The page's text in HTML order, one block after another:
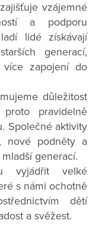
vzájemné
a podporu
lidé získávají
generací,
zapojení do
důležitost
pravidelně
Společné aktivity
nové podněty a
generací.
vyjádřit velké
s námi ochotně
dětí
a svěžest.